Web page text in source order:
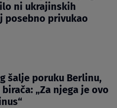
ni ukrajinskih
posebno privukao
šalje poruku Berlinu,
„Za njega je ovo